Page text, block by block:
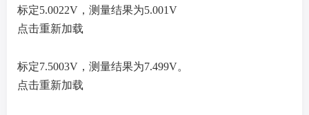
标定5.0022V，测量结果为5.001V
点击重新加载
标定7.5003V，测量结果为7.499V。
点击重新加载